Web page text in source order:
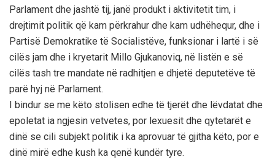
Parlament dhe jashtë tij, janë produkt i aktivitetit tim, i
drejtimit politik që kam përkrahur dhe kam udhëhequr, dhe i
Partisë Demokratike të Socialistëve, funksionar i lartë i së
cilës jam dhe i kryetarit Millo Gjukanoviq, në listën e së
cilës tash tre mandate në radhitjen e dhjetë deputetëve të
parë hyj në Parlament.
I bindur se me këto stolisen edhe të tjerët dhe lëvdatat dhe
epoletat ia ngjesin vetvetes, por lexuesit dhe qytetarët e
dinë se cili subjekt politik i ka aprovuar të gjitha këto, por e
dinë mirë edhe kush ka qenë kundër tyre.